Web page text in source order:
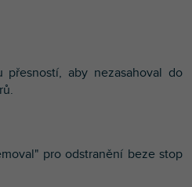
aby nezasahoval do
pro odstranění beze stop